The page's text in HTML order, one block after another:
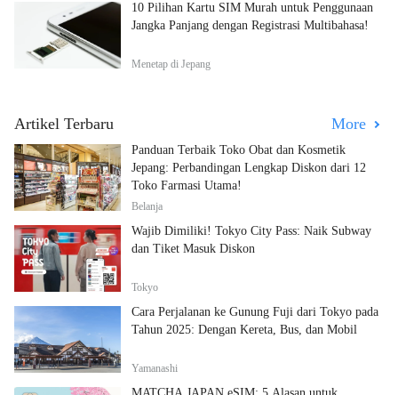
10 Pilihan Kartu SIM Murah untuk Penggunaan
Jangka Panjang dengan Registrasi Multibahasa!
Menetap di Jepang
Artikel Terbaru More
Panduan Terbaik Toko Obat dan Kosmetik
Jepang: Perbandingan Lengkap Diskon dari 12
Toko Farmasi Utama!
Belanja
Wajib Dimiliki! Tokyo City Pass: Naik Subway
dan Tiket Masuk Diskon
Tokyo
Cara Perjalanan ke Gunung Fuji dari Tokyo pada
Tahun 2025: Dengan Kereta, Bus, dan Mobil
Yamanashi